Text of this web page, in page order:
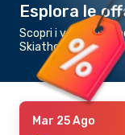
Esplora le
Scopri i voli più
Skiathos
Mar 25 Ago